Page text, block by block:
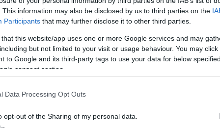
This information may also be disclosed by us to third parties on the
Participants that may further disclose it to other third parties.
that this website/app uses one or more Google services and may
but not limited to your visit or usage behaviour. You may
to Google and its third-party tags to use your data for below
consent section.
Data Processing Opt Outs
opt-out of the Sharing of my personal data.
időtartama:2023.05.01.-2024.04.30.
igvolt lehetőség.
nyújthattak be pályázatot: